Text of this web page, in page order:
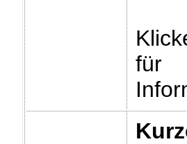
für